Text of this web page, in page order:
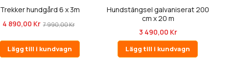
Trekker hundgård 6 x 3m
4 890,00 Kr 7 990,00 Kr
Lägg till i kundvagn
Hundstängsel galvaniserat 200
cm x 20 m
3 490,00 Kr
Lägg till i kundvagn